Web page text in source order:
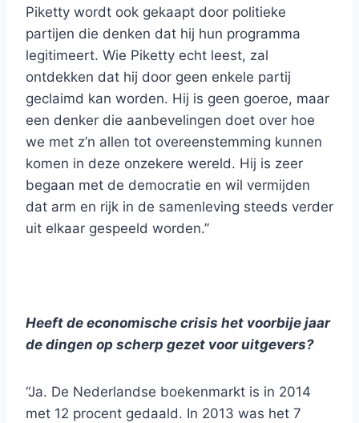
Piketty wordt ook gekaapt door politieke
partijen die denken dat hij hun programma
legitimeert. Wie Piketty echt leest, zal
ontdekken dat hij door geen enkele partij
geclaimd kan worden. Hij is geen goeroe, maar
een denker die aanbevelingen doet over hoe
we met z’n allen tot overeenstemming kunnen
komen in deze onzekere wereld. Hij is zeer
begaan met de democratie en wil vermijden
dat arm en rijk in de samenleving steeds verder
uit elkaar gespeeld worden.”
Heeft de economische crisis het voorbije jaar
de dingen op scherp gezet voor uitgevers?
“Ja. De Nederlandse boekenmarkt is in 2014
met 12 procent gedaald. In 2013 was het 7